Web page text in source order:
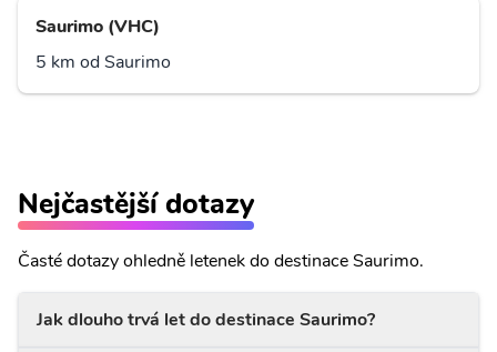
Saurimo (VHC)
5 km od Saurimo
Nejčastější dotazy
Časté dotazy ohledně letenek do destinace Saurimo.
Jak dlouho trvá let do destinace Saurimo?